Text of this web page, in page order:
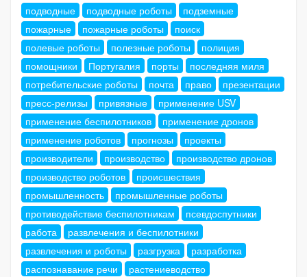
подводные
подводные роботы
подземные
пожарные
пожарные роботы
поиск
полевые роботы
полезные роботы
полиция
помощники
Португалия порты
последняя миля
потребительские роботы
почта право
презентации
пресс-релизы
привязные
применение USV
применение беспилотников
применение дронов
применение роботов
прогнозы
проекты
производители
производство
производство дронов
производство роботов
происшествия
промышленность
промышленные роботы
противодействие беспилотникам
псевдоспутники
работа
развлечения и беспилотники
развлечения и роботы
разгрузка
разработка
распознавание речи
растениеводство